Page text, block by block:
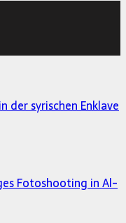
der syrischen Enklave
Fotoshooting in Al-